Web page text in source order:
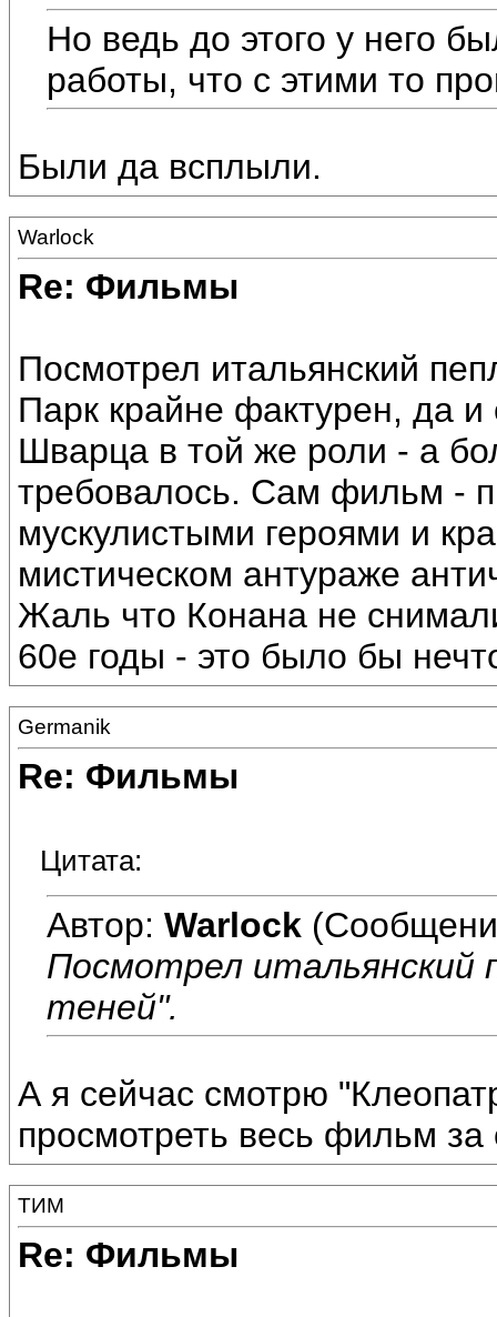
Но ведь до этого у него
работы, что с этими то
Были да всплыли.
Warlock
Re: Фильмы
Посмотрел итальянский
Парк крайне фактурен, да
Шварца в той же роли - а
требовалось. Сам фильм -
мускулистыми героями и
мистическом антураже
Жаль что Конана не
60е годы - это было бы
Germanik
Re: Фильмы
Цитата:
Автор: Warlock
Посмотрел итальянский
теней".
А я сейчас смотрю
просмотреть весь фильм
ТИМ
Re: Фильмы